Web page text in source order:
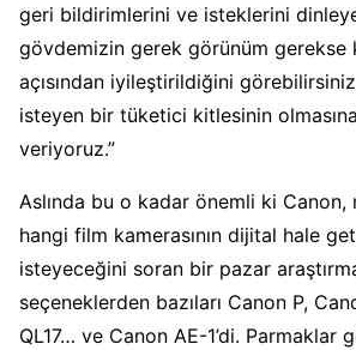
geri bildirimlerini ve isteklerini
gövdemizin gerek görünüm gerekse
açısından iyileştirildiğini
isteyen bir tüketici kitlesinin
veriyoruz.”
Aslında bu o kadar önemli ki Canon,
hangi film kamerasının dijital hale
isteyeceğini soran bir pazar
seçeneklerden bazıları Canon P,
QL17… ve Canon AE-1’di. Parmaklar